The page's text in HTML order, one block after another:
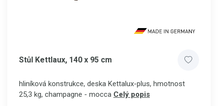
Stůl Kettlaux, 140 x 95 cm
hliníková konstrukce, deska Kettalux-plus, hmotnost
25,3 kg, champagne - mocca Celý popis